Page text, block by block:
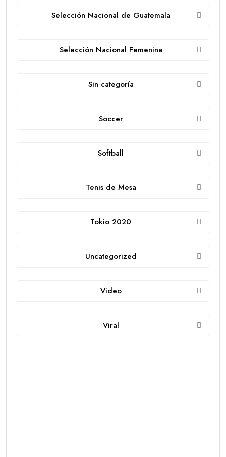
Selección Nacional de Guatemala
Selección Nacional Femenina
Sin categoría
Soccer
Softball
Tenis de Mesa
Tokio 2020
Uncategorized
Video
Viral